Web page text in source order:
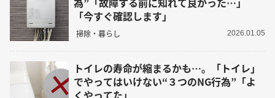
「今すぐ確認します」
掃除・暮らし 2026.01.05
トイレの寿命が縮まるかも…。「トイレ」
でやってはいけない“３つのNG行為”「よ
くやってた」